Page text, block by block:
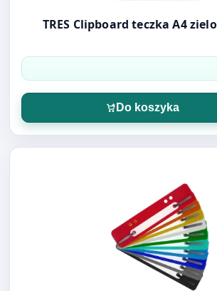
TRES Clipboard teczka A4
Do koszyka
Otwórz produkt: PP wąsy do